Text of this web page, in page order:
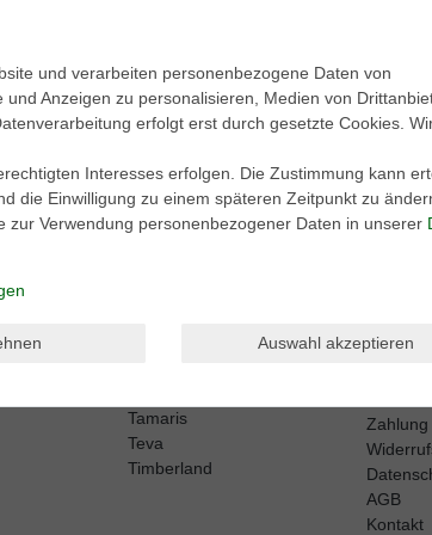
Tamaris
Teva
Timberland
Shop
Zahlung
AGB
Kontakt
und verarbeiten personenbezogene Daten von
Anzeigen zu personalisieren, Medien von
erfolgt erst durch gesetzte Cookies.
Interesses erfolgen. Die Zustimmung kann
die Einwilligung zu einem späteren Zeitpunkt zu
zur Verwendung personenbezogener Daten in unserer
Auswahl akzeptieren